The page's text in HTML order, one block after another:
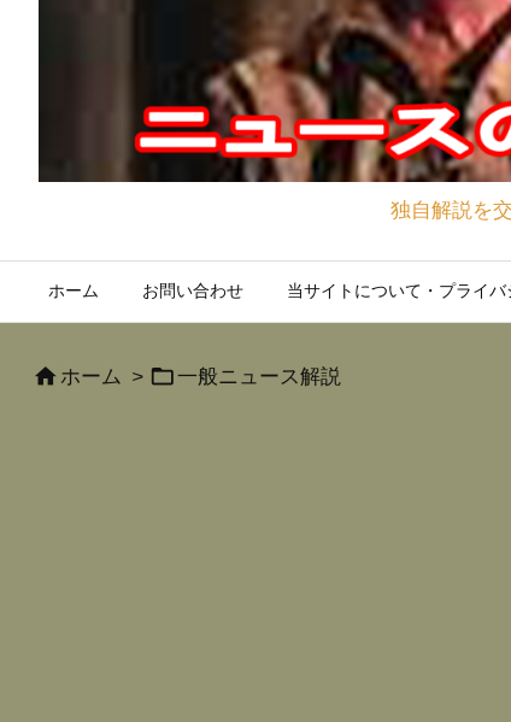
独自解説を
ホーム お問い合わせ 当サイトについて・プライ
 ホーム > 一般ニュース解説